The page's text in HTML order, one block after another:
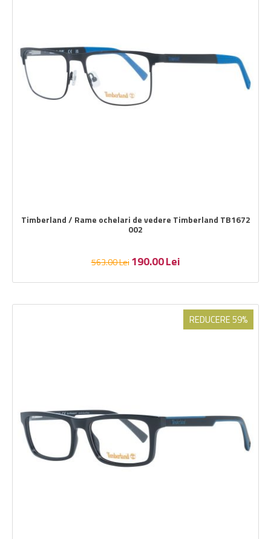
Timberland / Rame ochelari de vedere Timberland TB1672
002
563.00Lei 190.00Lei
REDUCERE 59%